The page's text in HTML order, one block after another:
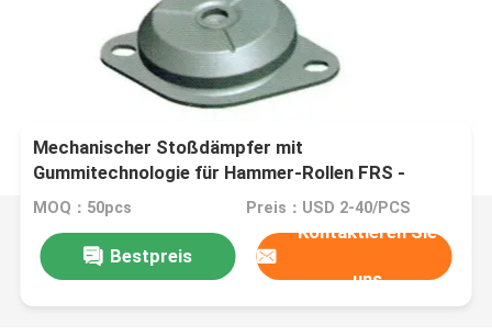
Mechanischer Stoßdämpfer mit
Gummitechnologie für Hammer-Rollen FRS -
Soem-Wahl
MOQ：50pcs Preis：USD 2-40/PCS
Bestpreis
Kontaktieren Sie
uns